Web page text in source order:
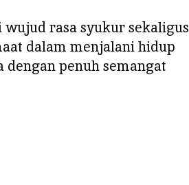
rasa syukur sekaligus
dalam menjalani hidup
dengan penuh semangat